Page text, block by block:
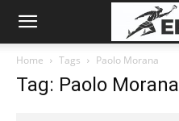
Home Tags Paolo Morana
Tag: Paolo Morana